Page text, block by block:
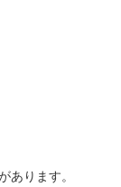
ります。